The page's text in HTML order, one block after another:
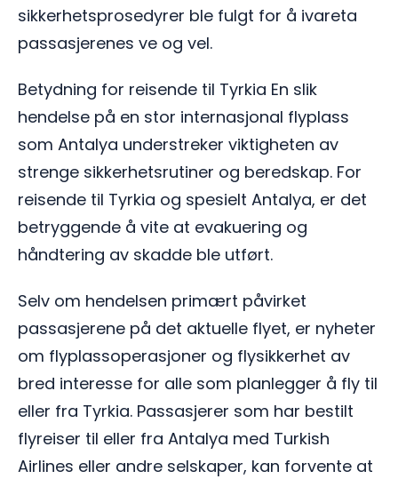
sikkerhetsprosedyrer ble fulgt for å ivareta
passasjerenes ve og vel.
Betydning for reisende til Tyrkia En slik
hendelse på en stor internasjonal flyplass
som Antalya understreker viktigheten av
strenge sikkerhetsrutiner og beredskap. For
reisende til Tyrkia og spesielt Antalya, er det
betryggende å vite at evakuering og
håndtering av skadde ble utført.
Selv om hendelsen primært påvirket
passasjerene på det aktuelle flyet, er nyheter
om flyplassoperasjoner og flysikkerhet av
bred interesse for alle som planlegger å fly til
eller fra Tyrkia. Passasjerer som har bestilt
flyreiser til eller fra Antalya med Turkish
Airlines eller andre selskaper, kan forvente at